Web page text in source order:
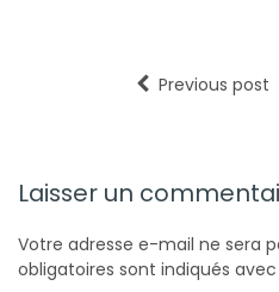
Previous post
Laisser un
Votre adresse e-mail ne sera
obligatoires sont indiqués avec